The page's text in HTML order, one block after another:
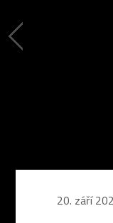
20. září